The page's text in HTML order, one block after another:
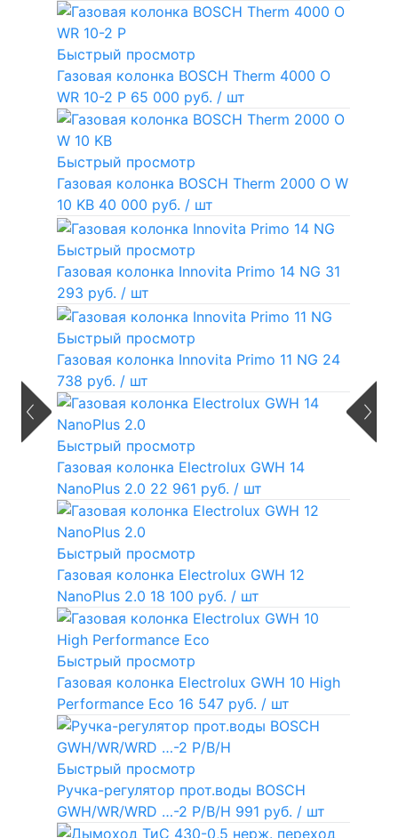
Быстрый просмотр
Газовая колонка BOSCH Therm 4000 O
WR 10-2 P 65 000 руб. / шт
Быстрый просмотр
Газовая колонка BOSCH Therm 2000 O W
10 KB 40 000 руб. / шт
Быстрый просмотр
Газовая колонка Innovita Primo 14 NG 31
293 руб. / шт
Быстрый просмотр
Газовая колонка Innovita Primo 11 NG 24
738 руб. / шт
Быстрый просмотр
Газовая колонка Electrolux GWH 14
NanoPlus 2.0 22 961 руб. / шт
Быстрый просмотр
Газовая колонка Electrolux GWH 12
NanoPlus 2.0 18 100 руб. / шт
Быстрый просмотр
Газовая колонка Electrolux GWH 10 High
Performance Eco 16 547 руб. / шт
Быстрый просмотр
Ручка-регулятор прот.воды BOSCH
GWH/WR/WRD …-2 P/B/H 991 руб. / шт